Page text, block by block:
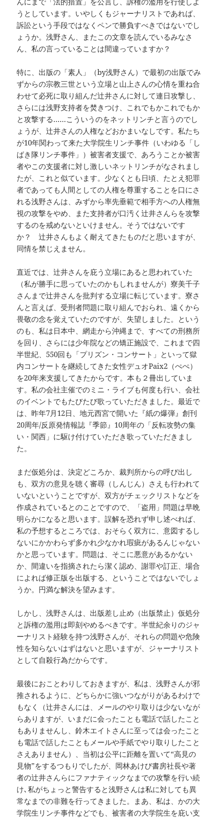
うとしています。いやしくもジャーナリストであれば、
訴訟という手段ではなくペンで勝負すべきではないでし
ょうか。浅野さん、またこの文章を読んでいるみなさ
ん、私の言っていることは間違っていますか？
特に、出版の「素人」（by浅野さん）で最初の出版でみ
ずからの宗教三世という立場と山上さんの心情を重ね合
わせて必死に取り組んだ辻井さんに対して連日攻撃し、
さらには浅野支持者を焚きつけ、これでもかこれでもか
と攻撃する……こういうのをネットリンチと言うのでし
ょうが、辻井さんの人権などおかまいなしです。私たち
が10年関わって来た大学院生リンチ事件（いわゆる「し
ばき隊リンチ事件」）被害者支援で、あろうことか被害
者やこの支援者に対し激しいネットリンチがなされまし
たが、これと似ています。少なくとも日頃、たとえ犯罪
者であっても人間としての人権を尊重することを口にさ
れる浅野さんは、みずから率先垂範で相手方への人権無
視の攻撃をやめ、また支持者が口汚く辻井さんらを攻撃
するのを戒めないといけません。そうではないです
か？ 辻井さんもよく耐えてきたものだと思いますが、
同情を禁じえません。
直近では、辻井さんを庇う立場にあると思われていた
（私が勝手に思っていたのかもしれませんが）寮美千子
さんまで辻井さんを批判する立場に転じています。寮さ
んと言えば、受刑者問題に取り組んでおられ、遠くから
畏敬の念を覚えていたのですが、失望しました。という
のも、私は日本中、網走から沖縄まで、すべての刑務所
を回り、さらには少年院などの矯正施設で、これまで四
半世紀、550回も「プリズン・コンサート」といって獄
内コンサートを継続してきた女性デュオPaix2（ぺぺ）
を20年来支援してきたからです。本も２冊出していま
す。私の会社主催でのミニ・ライブも何度も行い、会社
のイベントでもたびたび歌っていただきました。最近で
は、昨年7月12日、地元西宮で開いた『紙の爆弾』創刊
20周年/反原発情報誌『季節』10周年の「反転攻勢の集
い・関西」に駆け付けていただき歌っていただきまし
た。
まだ仮処分は、決定どころか、裁判所からの呼び出し
も、双方の意見を聴く審尋（しんじん）さえも行われて
いないということですが、双方がチェックリストなどを
作成されているとのことですので、「盗用」問題は早晩
明らかになると思います。誤解を恐れず申し述べれば、
私の予想するところでは、おそらく双方に、意図するし
ないにかかわらず多かれ少なかれ瑕疵があるんじゃない
かと思っています。問題は、そこに悪意があるかない
か、間違いを指摘されたら潔く認め、謝罪や訂正、場合
によれば修正版を出版する、ということではないでしょ
うか。円満な解決を望みます。
しかし、浅野さんは、出版差し止め（出版禁止）仮処分
と訴権の濫用は即刻やめるべきです。半世紀余りのジャ
ーナリスト経験を持つ浅野さんが、それらの問題や危険
性を知らないはずはないと思いますが、ジャーナリスト
として自殺行為だからです。
最後におことわりしておきますが、私は、浅野さんが邪
推されるように、どちらかに強いつながりがあるわけで
もなく（辻井さんには、メールのやり取りは少ないなが
らありますが、いまだに会ったことも電話で話したこと
もありませんし、鈴木エイトさんに至っては会ったこと
も電話で話したこともメールや手紙でやり取りしたこと
さえありません）、当初は公平に距離を置いて“高見の
見物”をするつもりでしたが、岡林あけび書房社長や著
者の辻井さんらにファナティックなまでの攻撃を行い続
け､私がちょっと警告すると浅野さんは私に対しても異
常なまでの非難を行ってきました。まあ、私は、かの大
学院生リンチ事件などでも、被害者の大学院生を庇い支